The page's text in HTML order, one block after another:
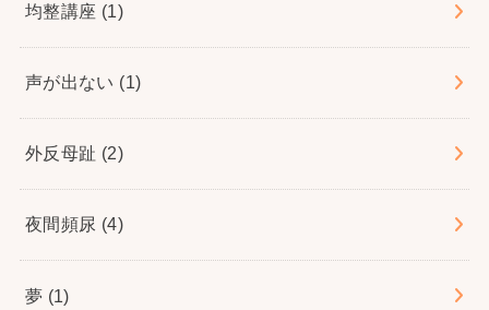
均整講座 (1)
声が出ない (1)
外反母趾 (2)
夜間頻尿 (4)
夢 (1)